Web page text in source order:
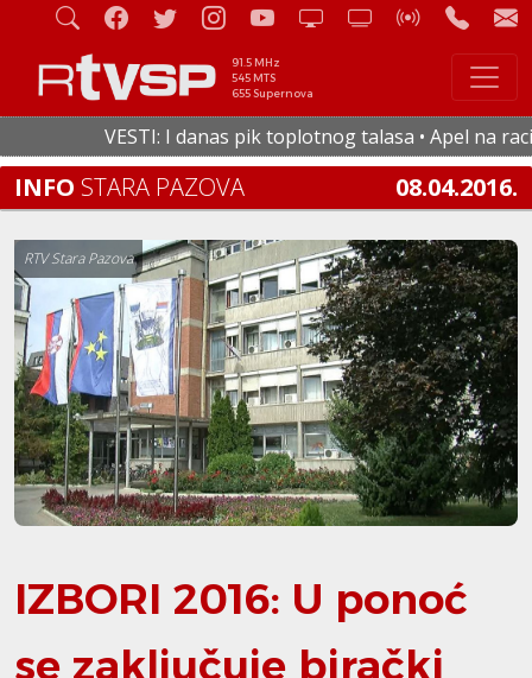
91.5 MHz
545 MTS
655 Supernova
VESTI: I danas pik toplotnog talasa • Apel na
INFO STARA PAZOVA 08.04.2016.
RTV Stara Pazova
IZBORI 2016: U ponoć
se zaključuje birački